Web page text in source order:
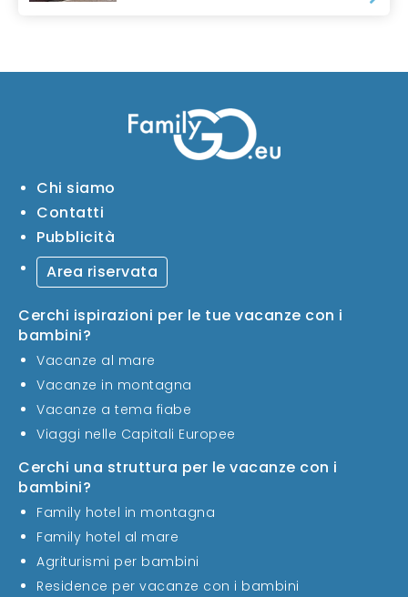
Chi siamo
Contatti
Pubblicità
Area riservata
Cerchi ispirazioni per le tue vacanze con i
bambini?
Vacanze al mare
Vacanze in montagna
Vacanze a tema fiabe
Viaggi nelle Capitali Europee
Cerchi una struttura per le vacanze con i
bambini?
Family hotel in montagna
Family hotel al mare
Agriturismi per bambini
Residence per vacanze con i bambini